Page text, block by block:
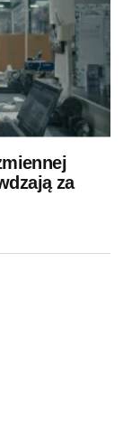
za